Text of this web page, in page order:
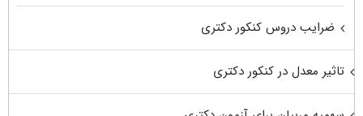
ضرایب دروس کنکور دکتری
تاثیر معدل در کنکور دکتری